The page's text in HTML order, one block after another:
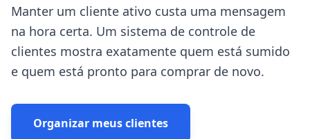
Manter um cliente ativo custa uma mensagem
na hora certa. Um sistema de controle de
clientes mostra exatamente quem está sumido
e quem está pronto para comprar de novo.
Organizar meus clientes